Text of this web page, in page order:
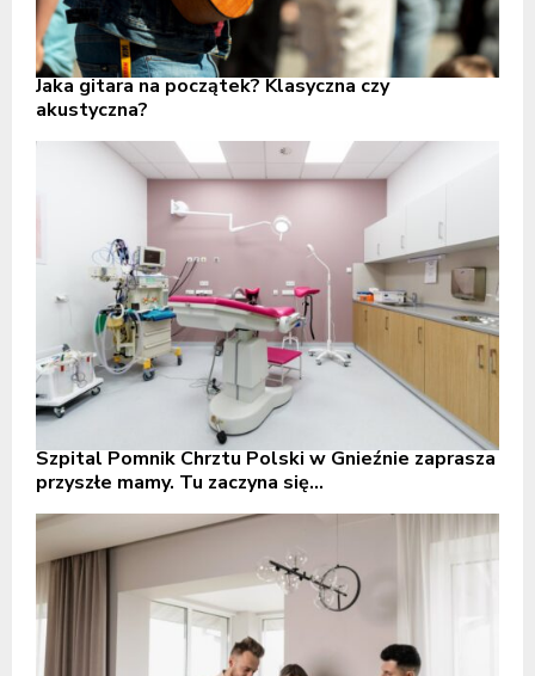
Jaka gitara na początek? Klasyczna czy
akustyczna?
Szpital Pomnik Chrztu Polski w Gnieźnie zaprasza
przyszłe mamy. Tu zaczyna się...